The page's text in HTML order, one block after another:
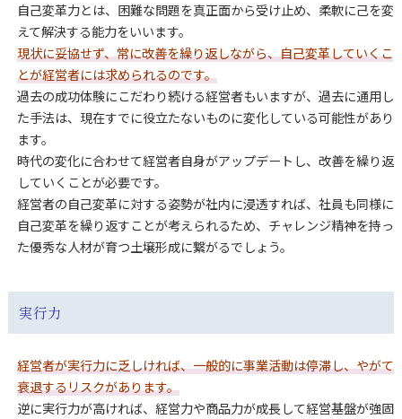
自己変革力とは、困難な問題を真正面から受け止め、柔軟に己を変
えて解決する能力をいいます。
現状に妥協せず、常に改善を繰り返しながら、自己変革していくこ
とが経営者には求められるのです。
過去の成功体験にこだわり続ける経営者もいますが、過去に通用し
た手法は、現在すでに役立たないものに変化している可能性があり
ます。
時代の変化に合わせて経営者自身がアップデートし、改善を繰り返
していくことが必要です。
経営者の自己変革に対する姿勢が社内に浸透すれば、社員も同様に
自己変革を繰り返すことが考えられるため、チャレンジ精神を持っ
た優秀な人材が育つ土壌形成に繋がるでしょう。
実行力
経営者が実行力に乏しければ、一般的に事業活動は停滞し、やがて
衰退するリスクがあります。
逆に実行力が高ければ、経営力や商品力が成長して経営基盤が強固